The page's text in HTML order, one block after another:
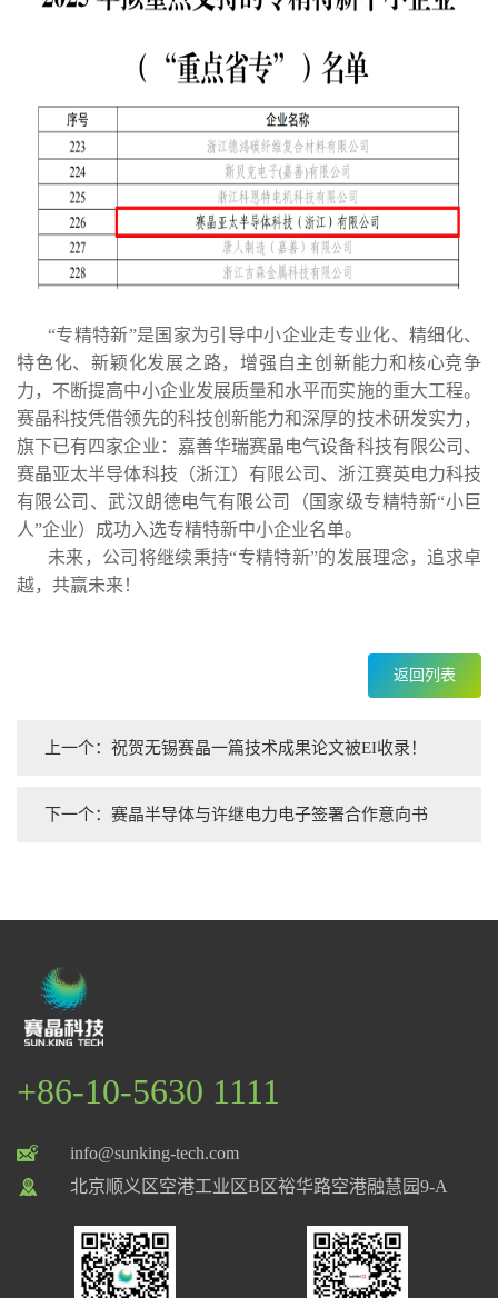
“专精特新”是国家为引导中小企业走专业化、精细化、
特色化、新颖化发展之路，增强自主创新能力和核心竞争
力，不断提高中小企业发展质量和水平而实施的重大工程。
赛晶科技凭借领先的科技创新能力和深厚的技术研发实力，
旗下已有四家企业：嘉善华瑞赛晶电气设备科技有限公司、
赛晶亚太半导体科技（浙江）有限公司、浙江赛英电力科技
有限公司、武汉朗德电气有限公司（国家级专精特新“小巨
人”企业）成功入选专精特新中小企业名单。
未来，公司将继续秉持“专精特新”的发展理念，追求卓
越，共赢未来！
返回列表
上一个：祝贺无锡赛晶一篇技术成果论文被EI收录！
下一个：赛晶半导体与许继电力电子签署合作意向书
+86-10-5630 1111
info@sunking-tech.com
北京顺义区空港工业区B区裕华路空港融慧园9-A